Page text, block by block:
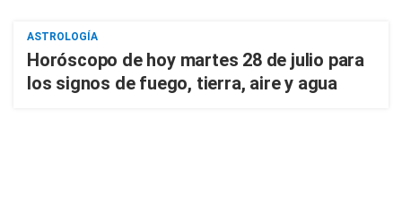
ASTROLOGÍA
Horóscopo de hoy martes 28 de julio para
los signos de fuego, tierra, aire y agua